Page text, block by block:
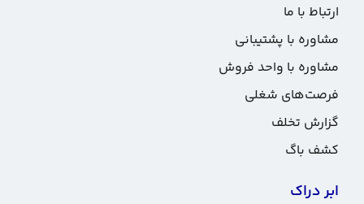
ارتباط با ما
مشاوره با پشتیبانی
مشاوره با واحد فروش
فرصت‌های شغلی
گزارش تخلف
کشف باگ
ابر دراک